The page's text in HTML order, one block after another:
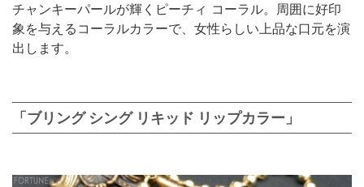
チャンキーパールが輝くピーチィ コーラル。周囲に好印
象を与えるコーラルカラーで、女性らしい上品な口元を演
出します。
「ブリング シング リキッド リップカラー」